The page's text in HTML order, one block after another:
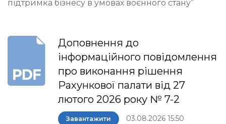
підтримка бізнесу в умовах воєнного стану”
Доповнення до
інформаційного повідомлення
про виконання рішення
Рахункової палати від 27
лютого 2026 року № 7-2
Завантажити 03.08.2026 15:50